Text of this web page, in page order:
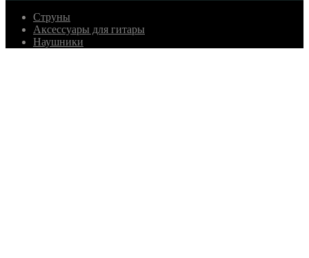
Струны
Аксессуары для гитары
Наушники